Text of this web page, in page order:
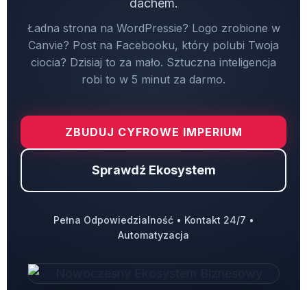
dachem.
Ładna strona na WordPressie? Logo zrobione w
Canvie? Post na Facebooku, który polubi Twoja
ciocia? Dzisiaj to za mało. Sztuczna inteligencja
robi to w 5 minut za darmo.
ZBUDUJ CYFROWE IMPERIUM
Sprawdź Ekosystem
Pełna Odpowiedzialność • Kontakt 24/7 •
Automatyzacja